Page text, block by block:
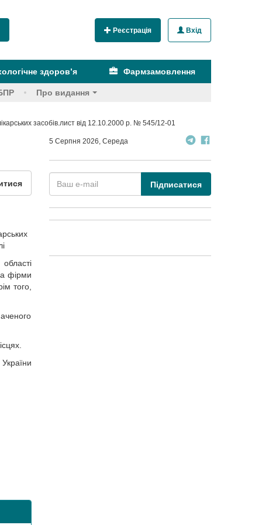
Реєстрація Вхід
здоров’я Фармзамовлення
Про видання
засобів.лист від 12.10.2000 р. № 545/12-01
фірми
того,
5 Серпня 2026, Середа
Підписатися